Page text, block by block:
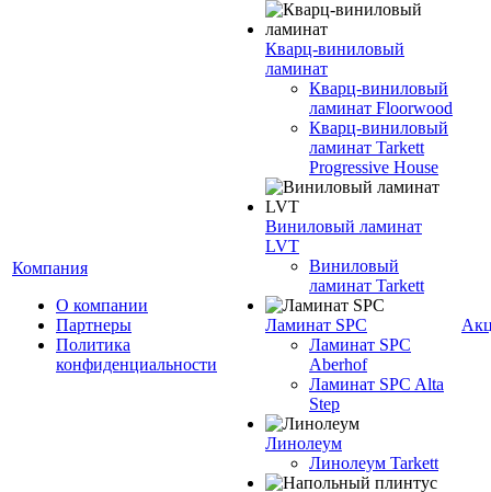
Компания
О компании
Партнеры
Политика
конфиденциальности
Кварц-виниловый
ламинат
Кварц-виниловый
ламинат Floorwood
Кварц-виниловый
ламинат Tarkett
Progressive House
Виниловый ламинат
LVT
Виниловый
ламинат Tarkett
Ламинат SPC
Ламинат SPC
Aberhof
Ламинат SPC Alta
Step
Линолеум
Линолеум Tarkett